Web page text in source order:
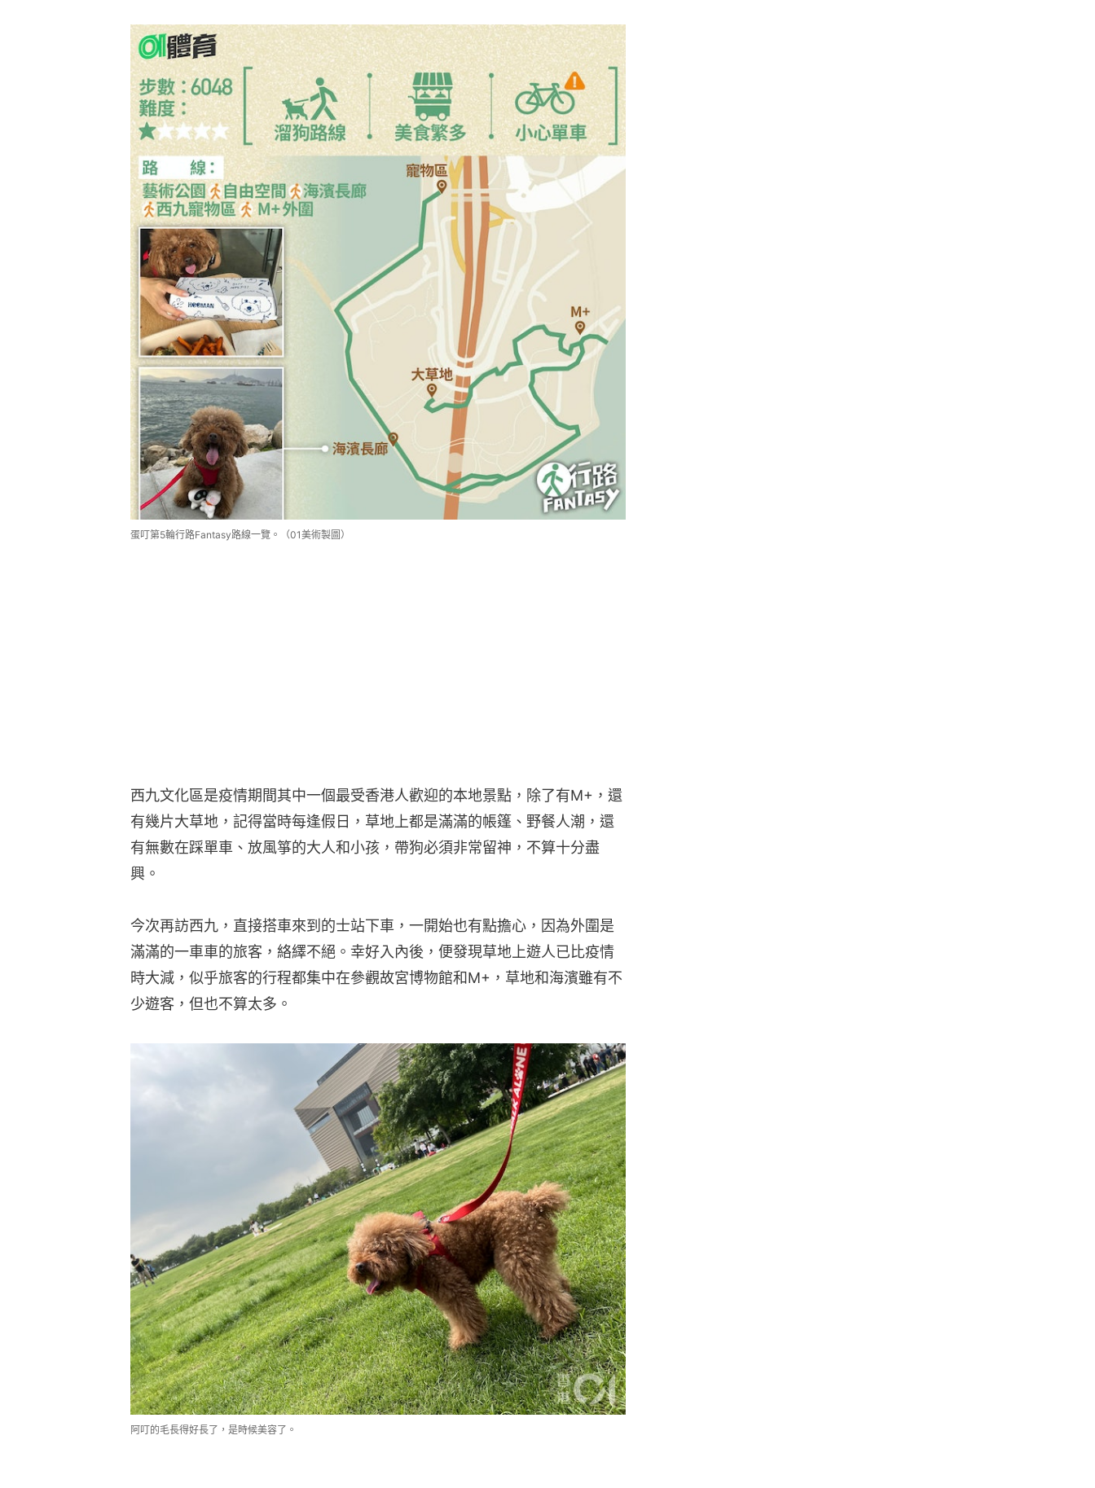
蛋叮第5輪行路Fantasy路線一覽。（01美術製圖）
西九文化區是疫情期間其中一個最受香港人歡迎的本地景點，除了有M+，還
有幾片大草地，記得當時每逢假日，草地上都是滿滿的帳篷、野餐人潮，還
有無數在踩單車、放風箏的大人和小孩，帶狗必須非常留神，不算十分盡
興。
今次再訪西九，直接搭車來到的士站下車，一開始也有點擔心，因為外圍是
滿滿的一車車的旅客，絡繹不絕。幸好入內後，便發現草地上遊人已比疫情
時大減，似乎旅客的行程都集中在參觀故宮博物館和M+，草地和海濱雖有不
少遊客，但也不算太多。
阿叮的毛長得好長了，是時候美容了。